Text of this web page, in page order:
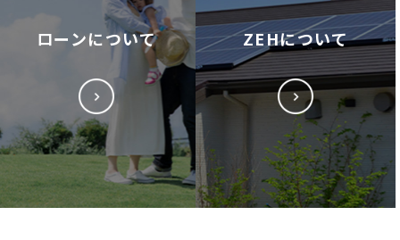
ローンについて ZEHについて